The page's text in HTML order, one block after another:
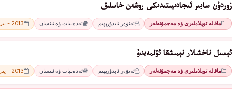
زوردۇن سابىر ئىجادىيىتىدىكى روشەن خاسلىق
ماقالە توپلاملىرى ۋە مەجمۇئەلەر ئەنۋەر ئابدۇرېھىم ئەدەبىيات ۋە ئىنسان 2013 - يىل
ئېسىل ناخشىلار نېمىشقا ئۆلمەيدۇ
ماقالە توپلاملىرى ۋە مەجمۇئەلەر ئەنۋەر ئابدۇرېھىم ئەدەبىيات ۋە ئىنسان 2013 - يىل